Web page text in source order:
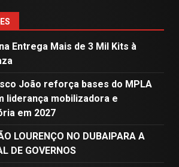
Entrega Mais de 3 Mil Kits à
João reforça bases do MPLA
liderança mobilizadora e
em 2027
LOURENÇO NO DUBAIPARA A
DE GOVERNOS